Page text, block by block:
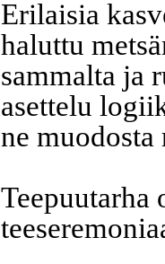
Erilaisia
haluttu
sammalta ja
asettelu
ne muodosta
Teepuutarha